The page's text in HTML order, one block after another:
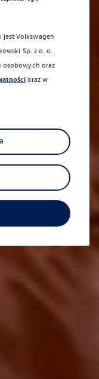
Volkswagen
Sp. z o. o..
osobowych oraz
oraz w